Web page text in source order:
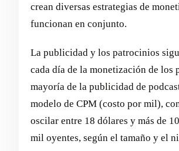
crean diversas estrategias de
funcionan en conjunto.
La publicidad y los patrocinios
cada día de la monetización de los
mayoría de la publicidad de
modelo de CPM (costo por mil),
oscilar entre 18 dólares y más de
mil oyentes, según el tamaño y el